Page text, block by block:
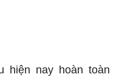
hiện nay hoàn toàn